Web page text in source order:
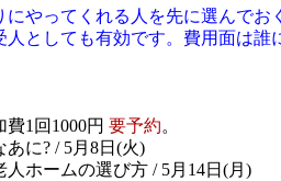
やってくれる人を先に選んでお
人としても有効です。費用面は誰
1回1000円 要予約。
に? / 5月8日(火)
ホームの選び方 / 5月14日(月)